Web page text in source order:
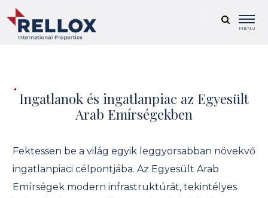
MENU
Ingatlanok és ingatlanpiac az Egyesült
Arab Emírségekben
Fektessen be a világ egyik leggyorsabban növekvő
ingatlanpiaci célpontjába. Az Egyesült Arab
Emírségek modern infrastruktúrát, tekintélyes